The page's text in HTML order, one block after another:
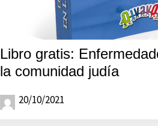
Libro gratis:
la comunidad judía
20/10/2021